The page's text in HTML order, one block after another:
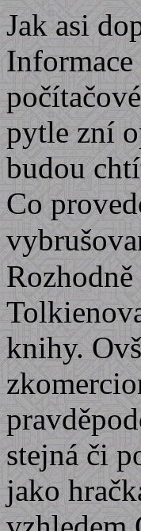
Jak asi
pytle zní
budou
Co
knihy.
stejná či
jako